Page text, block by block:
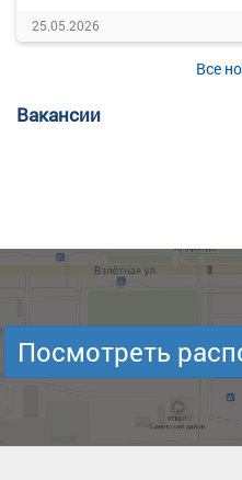
25.05.2026
Все
Вакансии
Посмотреть